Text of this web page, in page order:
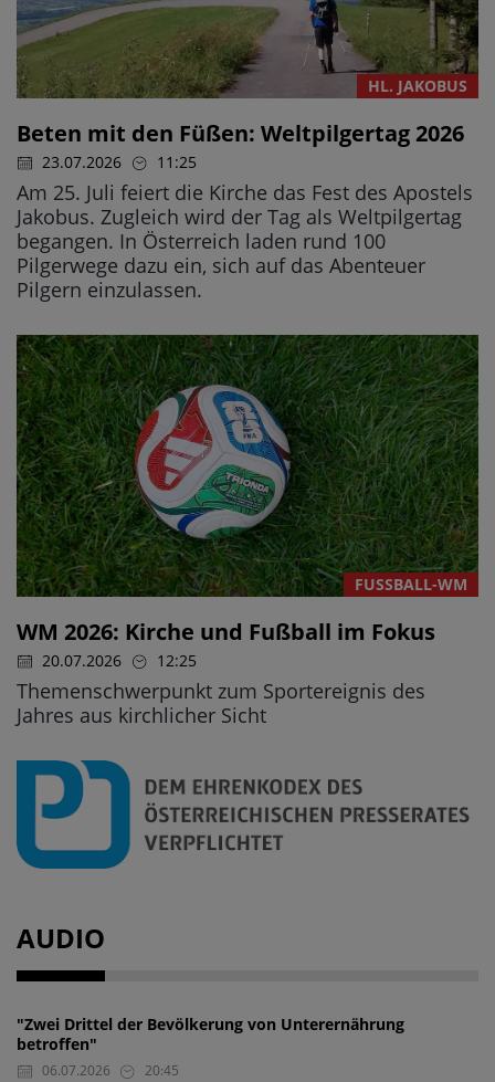
HL. JAKOBUS
Beten mit den Füßen: Weltpilgertag 2026
23.07.2026 11:25
Am 25. Juli feiert die Kirche das Fest des Apostels
Jakobus. Zugleich wird der Tag als Weltpilgertag
begangen. In Österreich laden rund 100
Pilgerwege dazu ein, sich auf das Abenteuer
Pilgern einzulassen.
FUSSBALL-WM
WM 2026: Kirche und Fußball im Fokus
20.07.2026 12:25
Themenschwerpunkt zum Sportereignis des
Jahres aus kirchlicher Sicht
AUDIO
"Zwei Drittel der Bevölkerung von Unterernährung
betroffen"
06.07.2026 20:45